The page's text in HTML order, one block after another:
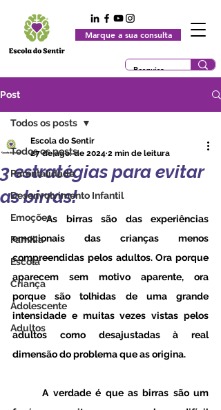
Marque a sua consulta
Post
Todos os posts
Parentalidade
Desenvolvimento Infantil
Emoções
Família
Escola
Criança
Adolescente
Adultos
Todos os posts
3 estratégias para evitar
as birras!
Escola do Sentir
27 de ago. de 2024 2 min de leitura
	As birras são das experiências
emocionais das crianças menos
compreendidas pelos adultos. Ora porque
aparecem sem motivo aparente, ora
porque são tolhidas de uma grande
intensidade e muitas vezes vistas pelos
adultos como desajustadas à real
dimensão do problema que as origina.
	A verdade é que as birras são um